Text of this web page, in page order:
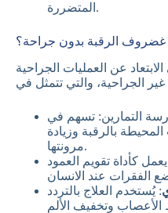
المتضررة.
غضروف الرقبة بدون جراحة؟
عن العمليات الجراحية
التمارين: تسهم في
بالرقبة وزيادة
مرونتها.
كأداة تقويم العمود
: يُستخدم العلاج بالتردد